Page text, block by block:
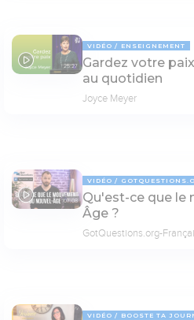
25:27
VIDÉO ENSEIGNEMENT
Gardez votre
au quotidien
Joyce Meyer
07:08
VIDÉO
Qu'est-ce que le
Âge ?
GotQuestions.org-
VIDÉO BOOSTE TA